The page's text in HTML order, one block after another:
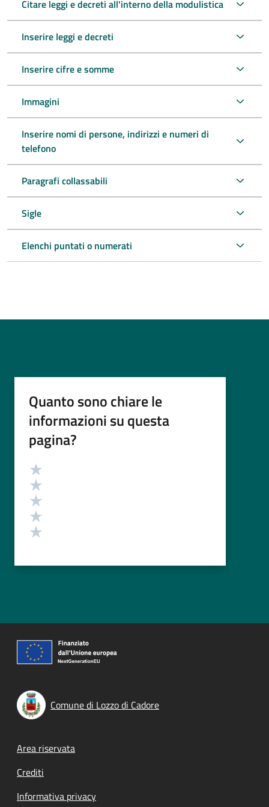
Citare leggi e decreti all'interno della modulistica
Inserire leggi e decreti
Inserire cifre e somme
Immagini
Inserire nomi di persone, indirizzi e numeri di
telefono
Paragrafi collassabili
Sigle
Elenchi puntati o numerati
Quanto sono chiare le
informazioni su questa
pagina?
Valutazione
Comune di Lozzo di Cadore
Footer menu
Area riservata
Crediti
Informativa privacy